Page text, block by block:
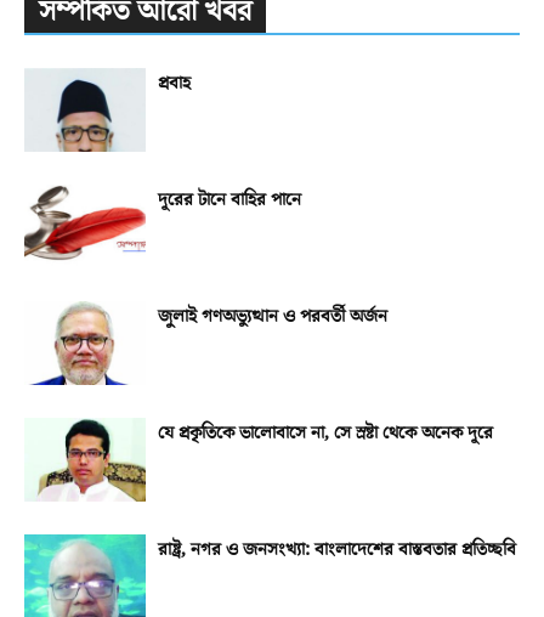
সম্পর্কিত আরো খবর
প্রবাহ
দূরের টানে বাহির পানে
জুলাই গণঅভ্যুত্থান ও পরবর্তী অর্জন
যে প্রকৃতিকে ভালোবাসে না, সে স্রষ্টা থেকে অনেক দূরে
রাষ্ট্র, নগর ও জনসংখ্যা: বাংলাদেশের বাস্তবতার প্রতিচ্ছবি